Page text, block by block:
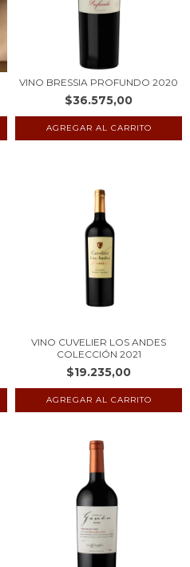
VINO BRESSIA PROFUNDO 2020
$36.575,00
VINO CUVELIER LOS ANDES
COLECCIÓN 2021
$19.235,00